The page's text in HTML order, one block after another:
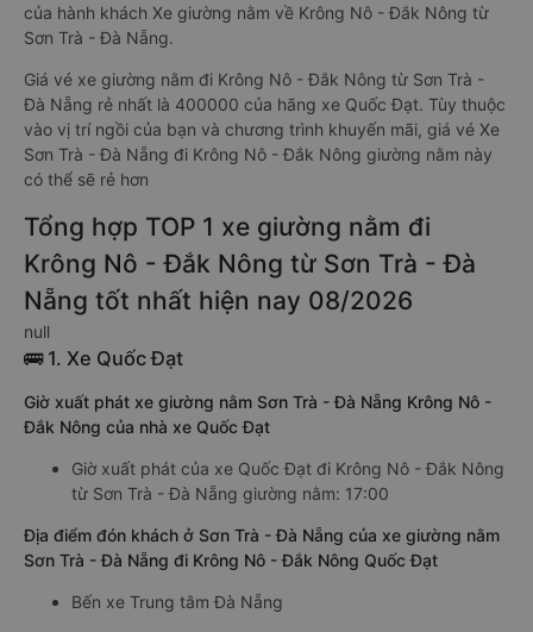
của hành khách Xe giường nằm về Krông Nô - Đắk Nông từ
Sơn Trà - Đà Nẵng.
Giá vé xe giường nằm đi Krông Nô - Đắk Nông từ Sơn Trà -
Đà Nẵng rẻ nhất là 400000 của hãng xe Quốc Đạt. Tùy thuộc
vào vị trí ngồi của bạn và chương trình khuyến mãi, giá vé Xe
Sơn Trà - Đà Nẵng đi Krông Nô - Đắk Nông giường nằm này
có thể sẽ rẻ hơn
Tổng hợp TOP 1 xe giường nằm đi
Krông Nô - Đắk Nông từ Sơn Trà - Đà
Nẵng tốt nhất hiện nay 08/2026
null
🚌 1. Xe Quốc Đạt
Giờ xuất phát xe giường nằm Sơn Trà - Đà Nẵng Krông Nô -
Đắk Nông của nhà xe Quốc Đạt
Giờ xuất phát của xe Quốc Đạt đi Krông Nô - Đắk Nông
từ Sơn Trà - Đà Nẵng giường nằm: 17:00
Địa điểm đón khách ở Sơn Trà - Đà Nẵng của xe giường nằm
Sơn Trà - Đà Nẵng đi Krông Nô - Đắk Nông Quốc Đạt
Bến xe Trung tâm Đà Nẵng